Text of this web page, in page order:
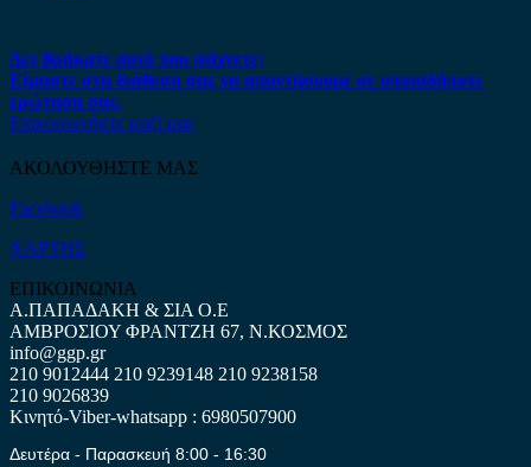
Δεν βρήκατε αυτό που ψάχνετε;
Είμαστε στη διάθεση σας να απαντήσουμε σε οποιαδήποτε
ερώτηση σας.
Επικοινωνήστε μαζί μας
ΑΚΟΛΟΥΘΗΣΤΕ ΜΑΣ
Facebook
ΧΑΡΤΗΣ
ΕΠΙΚΟΙΝΩΝΙΑ
Α.ΠΑΠΑΔΑΚΗ & ΣΙΑ Ο.Ε
ΑΜΒΡΟΣΙΟΥ ΦΡΑΝΤΖΗ 67, Ν.ΚΟΣΜΟΣ
info@ggp.gr
210 9012444 210 9239148 210 9238158
210 9026839
Κινητό-Viber-whatsapp : 6980507900
Δευτέρα - Παρασκευή 8:00 - 16:30